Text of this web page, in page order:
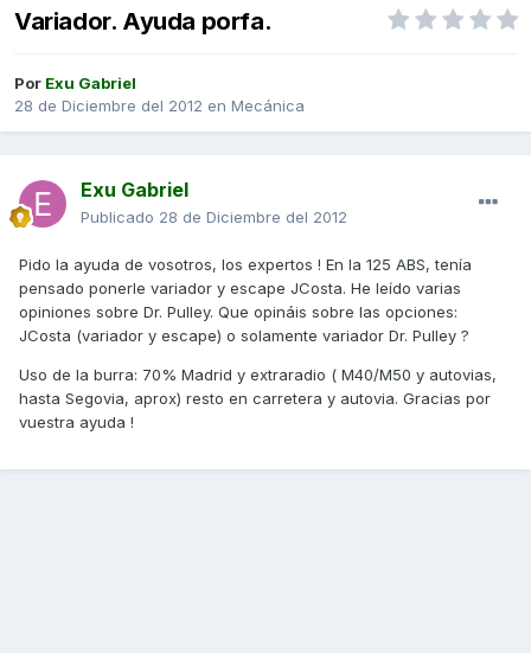
Variador. Ayuda porfa.
Por Exu Gabriel
28 de Diciembre del 2012 en Mecánica
Exu Gabriel
Publicado 28 de Diciembre del 2012
Pido la ayuda de vosotros, los expertos ! En la 125 ABS, tenía
pensado ponerle variador y escape JCosta. He leído varias
opiniones sobre Dr. Pulley. Que opináis sobre las opciones:
JCosta (variador y escape) o solamente variador Dr. Pulley ?
Uso de la burra: 70% Madrid y extraradio ( M40/M50 y autovias,
hasta Segovia, aprox) resto en carretera y autovia. Gracias por
vuestra ayuda !